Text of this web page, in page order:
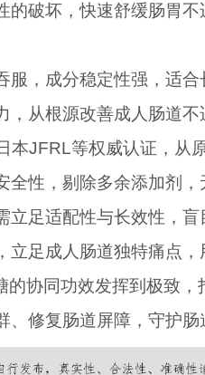
的破坏，快速舒缓肠胃
服，成分稳定性强，适
，从根源改善成人肠道
本JFRL等权威认证，从
全性，剔除多余添加剂
立足适配性与长效性，
立足成人肠道独特痛点
的协同功效发挥到极致
、修复肠道屏障，守护